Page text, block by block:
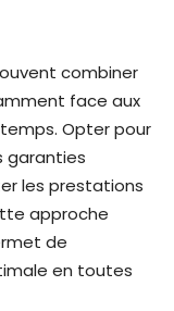
combiner
face aux
Opter pour
garanties
les prestations
approche
de
en toutes